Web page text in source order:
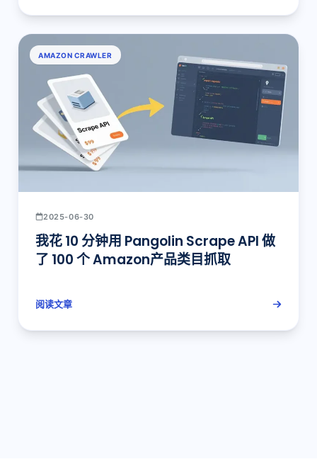
AMAZON CRAWLER
2025-06-30
我花 10 分钟用 Pangolin Scrape API 做
了 100 个 Amazon产品类目抓取
阅读文章